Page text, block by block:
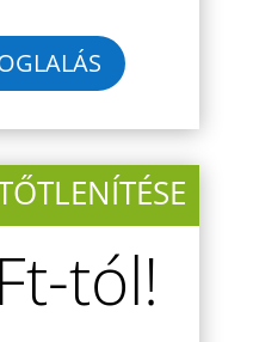
tól!